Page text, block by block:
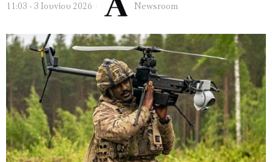
11:03 - 3 Ιουνίου 2026 Newsroom